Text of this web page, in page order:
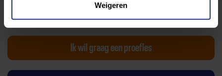
Weigeren
Wijziging voorstellen voor deze club? Klik hier
Ik wil graag een proefles